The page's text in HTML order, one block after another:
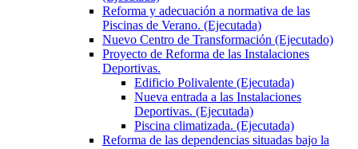
Reforma y adecuación a normativa de las
Piscinas de Verano. (Ejecutada)
Nuevo Centro de Transformación (Ejecutado)
Proyecto de Reforma de las Instalaciones
Deportivas.
Edificio Polivalente (Ejecutada)
Nueva entrada a las Instalaciones
Deportivas. (Ejecutada)
Piscina climatizada. (Ejecutada)
Reforma de las dependencias situadas bajo la